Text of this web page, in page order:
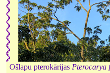
Ošlapu pterokārijas Pterocarya